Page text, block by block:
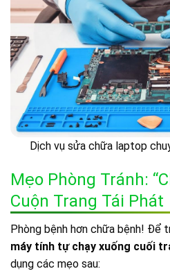
Dịch vụ sửa chữa laptop
Mẹo Phòng Tránh:
Cuộn Trang Tái Phát
Phòng bệnh hơn chữa bệnh! Để
máy tính tự chạy xuống cuối
dụng các mẹo sau: